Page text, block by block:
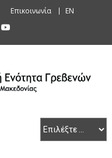
Επικοινωνία ΕΝ